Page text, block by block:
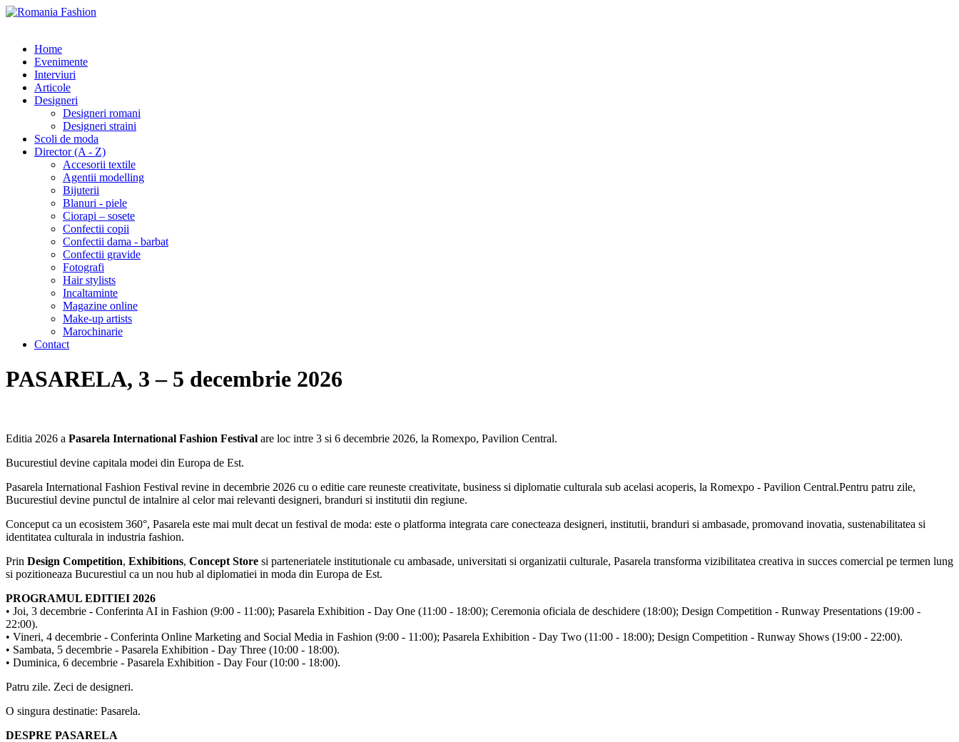
Home
Evenimente
Interviuri
Articole
Designeri
Designeri romani
Designeri straini
Scoli de moda
Director (A - Z)
Accesorii textile
Agentii modelling
Bijuterii
Blanuri - piele
Ciorapi – sosete
Confectii copii
Confectii dama - barbat
Confectii gravide
Fotografi
Hair stylists
Incaltaminte
Magazine online
Make-up artists
Marochinarie
Contact
PASARELA, 3 – 5 decembrie 2026
Editia 2026 a Pasarela International Fashion Festival are loc intre 3 si 6 decembrie 2026, la Romexpo, Pavilion Central.
Bucurestiul devine capitala modei din Europa de Est.
Pasarela International Fashion Festival revine in decembrie 2026 cu o editie care reuneste creativitate, business si diplomatie culturala sub acelasi acoperis, la Romexpo - Pavilion Central.Pentru patru zile,
Bucurestiul devine punctul de intalnire al celor mai relevanti designeri, branduri si institutii din regiune.
Conceput ca un ecosistem 360°, Pasarela este mai mult decat un festival de moda: este o platforma integrata care conecteaza designeri, institutii, branduri si ambasade, promovand inovatia, sustenabilitatea si
identitatea culturala in industria fashion.
Prin Design Competition, Exhibitions, Concept Store si parteneriatele institutionale cu ambasade, universitati si organizatii culturale, Pasarela transforma vizibilitatea creativa in succes comercial pe termen lung
si pozitioneaza Bucurestiul ca un nou hub al diplomatiei in moda din Europa de Est.
PROGRAMUL EDITIEI 2026
• Joi, 3 decembrie - Conferinta AI in Fashion (9:00 - 11:00); Pasarela Exhibition - Day One (11:00 - 18:00); Ceremonia oficiala de deschidere (18:00); Design Competition - Runway Presentations (19:00 -
22:00).
• Vineri, 4 decembrie - Conferinta Online Marketing and Social Media in Fashion (9:00 - 11:00); Pasarela Exhibition - Day Two (11:00 - 18:00); Design Competition - Runway Shows (19:00 - 22:00).
• Sambata, 5 decembrie - Pasarela Exhibition - Day Three (10:00 - 18:00).
• Duminica, 6 decembrie - Pasarela Exhibition - Day Four (10:00 - 18:00).
Patru zile. Zeci de designeri.
O singura destinatie: Pasarela.
DESPRE PASARELA